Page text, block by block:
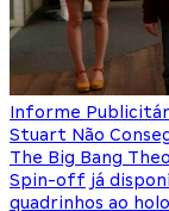
Informe
Stuart Não
The Big Bang
Spin-off já
quadrinhos ao